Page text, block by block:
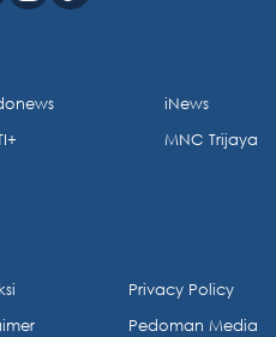
iNews
MNC Trijaya
Privacy Policy
Pedoman Media